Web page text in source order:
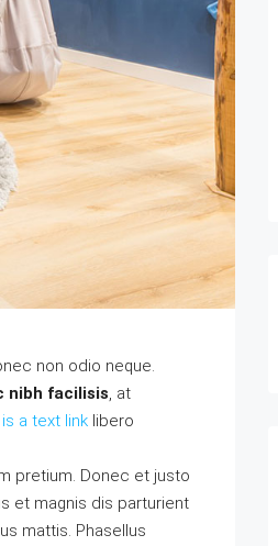
non odio neque.
nibh facilisis, at
a text link libero
pretium. Donec et justo
et magnis dis parturient
mattis. Phasellus